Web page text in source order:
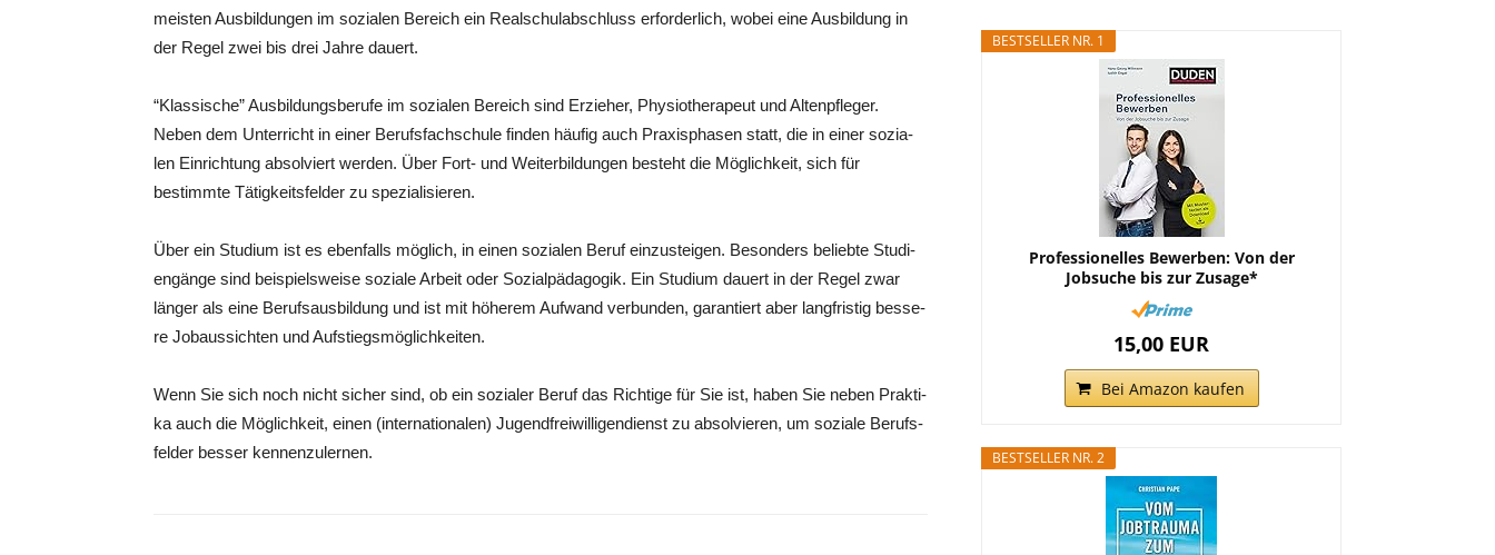
meis­ten Aus­bil­dun­gen im sozia­len Bereich ein Real­schul­ab­schluss erfor­der­lich, wobei eine Aus­bil­dung in
der Regel zwei bis drei Jah­re dauert.
“Klas­si­sche” Aus­bil­dungs­be­ru­fe im sozia­len Bereich sind Erzie­her, Phy­sio­the­ra­peut und Alten­pfle­ger.
Neben dem Unter­richt in einer Berufs­fach­schu­le fin­den häu­fig auch Pra­xis­pha­sen statt, die in einer sozia­
len Ein­rich­tung absol­viert wer­den. Über Fort- und Wei­ter­bil­dun­gen besteht die Mög­lich­keit, sich für
bestimm­te Tätig­keits­fel­der zu spezialisieren.
Über ein Stu­di­um ist es eben­falls mög­lich, in einen sozia­len Beruf ein­zu­stei­gen. Beson­ders belieb­te Stu­di­
en­gän­ge sind bei­spiels­wei­se sozia­le Arbeit oder Sozi­al­päd­ago­gik. Ein Stu­di­um dau­ert in der Regel zwar
län­ger als eine Berufs­aus­bil­dung und ist mit höhe­rem Auf­wand ver­bun­den, garan­tiert aber lang­fris­tig bes­se­
re Job­aus­sich­ten und Aufstiegsmöglichkeiten.
Wenn Sie sich noch nicht sicher sind, ob ein sozia­ler Beruf das Rich­ti­ge für Sie ist, haben Sie neben Prak­ti­
ka auch die Mög­lich­keit, einen (inter­na­tio­na­len) Jugend­frei­wil­li­gen­dienst zu absol­vie­ren, um sozia­le Berufs­
fel­der bes­ser kennenzulernen.
BESTSELLER NR. 1
Professionelles Bewerben: Von der
Jobsuche bis zur Zusage*
15,00 EUR
Bei Amazon kaufen
BESTSELLER NR. 2